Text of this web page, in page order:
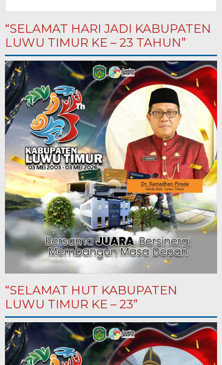
“SELAMAT HARI JADI KABUPATEN
LUWU TIMUR KE – 23 TAHUN”
“SELAMAT HUT KABUPATEN
LUWU TIMUR KE – 23”